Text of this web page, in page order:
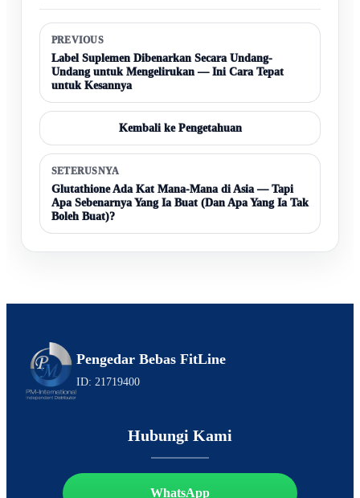
PREVIOUS
Label Suplemen Dibenarkan Secara Undang-
Undang untuk Mengelirukan — Ini Cara Tepat
untuk Kesannya
Kembali ke Pengetahuan
SETERUSNYA
Glutathione Ada Kat Mana-Mana di Asia — Tapi
Apa Sebenarnya Yang Ia Buat (Dan Apa Yang Ia Tak
Boleh Buat)?
Pengedar Bebas FitLine
ID: 21719400
Hubungi Kami
WhatsApp